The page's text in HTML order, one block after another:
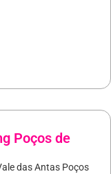
Poços de
das Antas Poços